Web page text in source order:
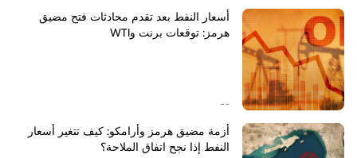
أسعار النفط بعد تقدم محادثات فتح مضيق
هرمز: توقعات برنت وWTI
--
أزمة مضيق هرمز وأرامكو: كيف تتغير أسعار
النفط إذا نجح اتفاق الملاحة؟